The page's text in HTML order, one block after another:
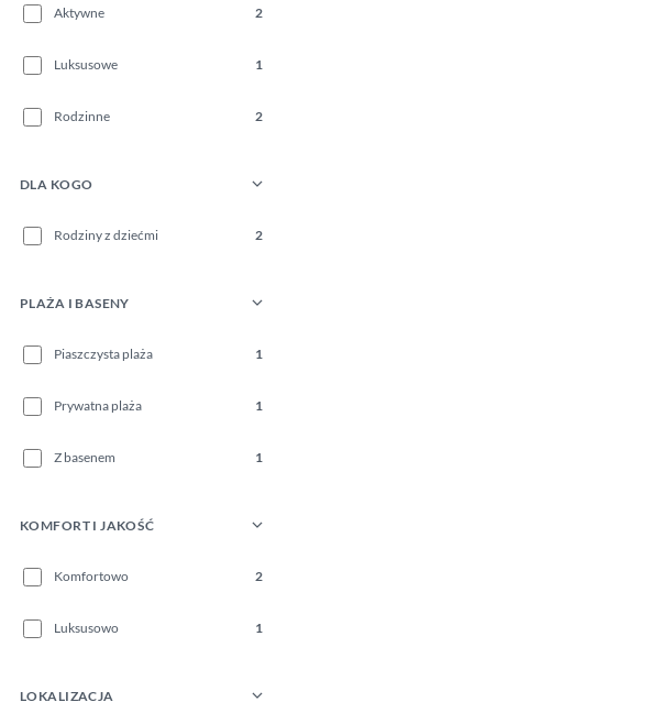
Aktywne 2
Luksusowe 1
Rodzinne 2
DLA KOGO
Rodziny z dziećmi 2
PLAŻA I BASENY
Piaszczysta plaża 1
Prywatna plaża 1
Z basenem 1
KOMFORT I JAKOŚĆ
Komfortowo 2
Luksusowo 1
LOKALIZACJA